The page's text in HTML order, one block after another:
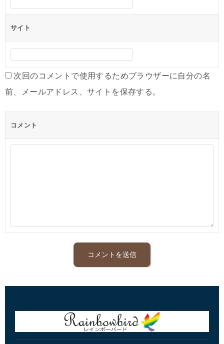
サイト
次回のコメントで使用するためブラウザーに自分の名
前、メールアドレス、サイトを保存する。
コメント